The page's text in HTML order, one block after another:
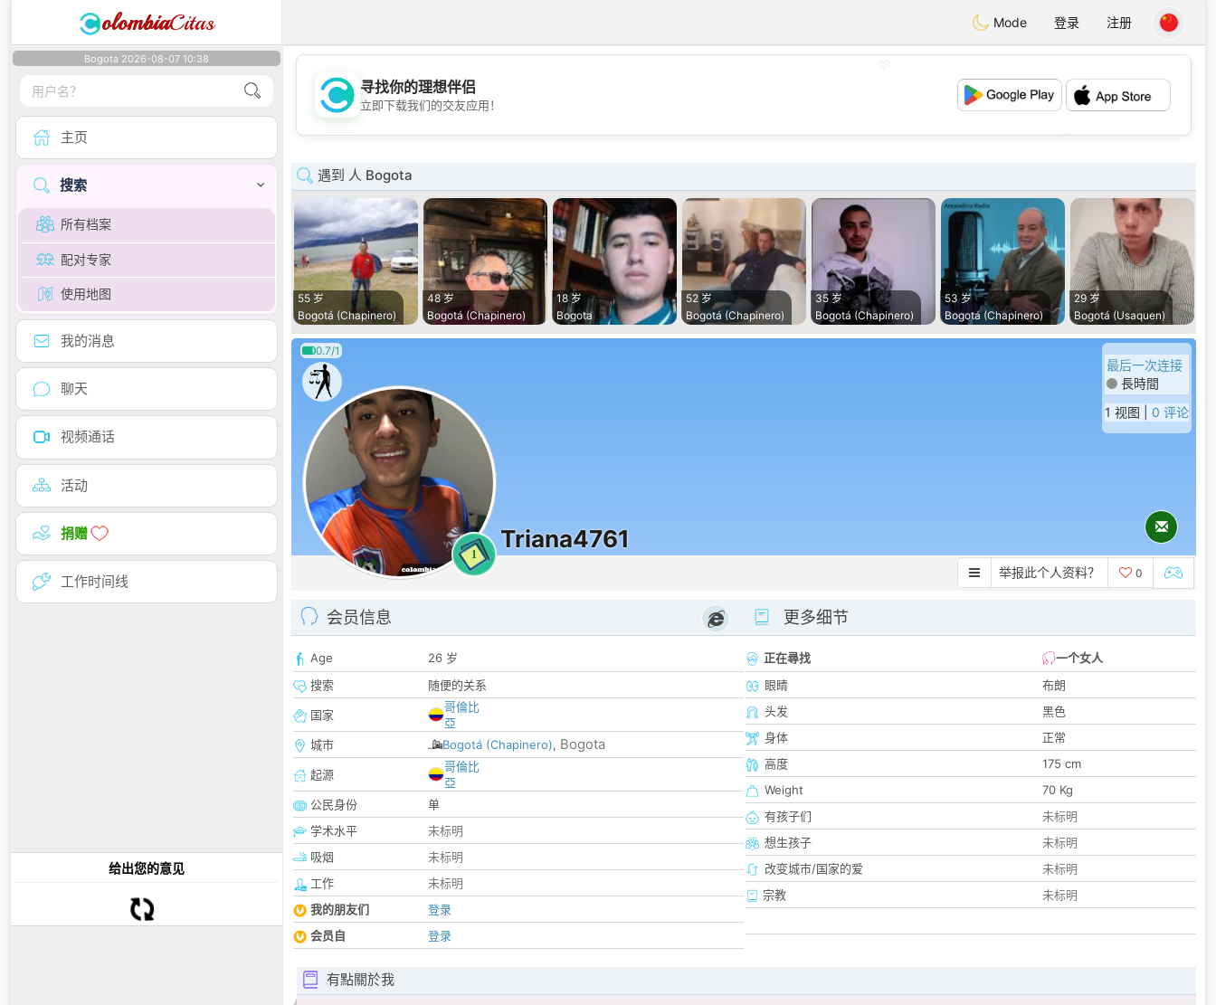
olombiaCitas Mode 登录 注册
Bogota 2026-08-07 10:38
主页
搜索
所有档案
配对专家
使用地图
我的消息
聊天
视频通话
活动
捐赠
工作时间线
给出您的意见
💖
💕
寻找你的理想伴侣
立即下载我们的交友应用！
遇到 人 Bogota
55 岁
Bogotá (Chapinero)
48 岁
Bogotá (Chapinero)
18 岁
Bogota
52 岁
Bogotá (Chapinero)
35 岁
Bogotá (Chapinero)
53 岁
Bogotá (Chapinero)
29 岁
Bogotá (Usaquen)
0.7/1
1
Triana4761
最后一次连接
長時間
1 视图 | 0 评论
举报此个人资料？ 0
会员信息
Age
26 岁
搜索
随便的关系
国家
哥倫比
亞
城市
Bogotá (Chapinero), Bogota
起源
哥倫比
亞
公民身份
单
学术水平
未标明
吸烟
未标明
工作
未标明
我的朋友们
登录
会员自
登录
更多细节
正在尋找
一个女人
眼睛
布朗
头发
黑色
身体
正常
高度
175 cm
Weight
70 Kg
有孩子们
未标明
想生孩子
未标明
改变城市/国家的爱
未标明
宗教
未标明
有點關於我